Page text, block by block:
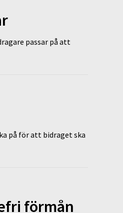
passar på att
på för att bidraget ska
förmån